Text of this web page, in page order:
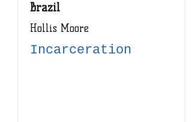
Brazil
Hollis Moore
Incarceration